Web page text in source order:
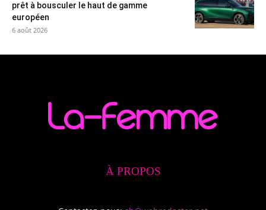
prêt à bousculer le haut de gamme
européen
6 août 2026
À PROPOS